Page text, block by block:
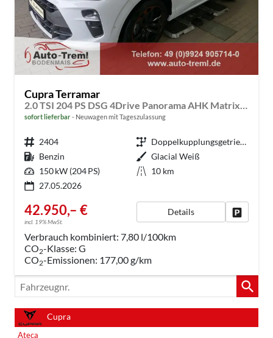
Cupra Terramar
2.0 TSI 204 PS DSG 4Drive Panorama AHK Matrix Sennheiser DCC 20" Vortex Kupfer Dinamica Edge + Intelligent Drive Paket Navi Head Up 5JG el. Sitze
sofort lieferbar Neuwagen mit Tageszulassung
Fahrzeugnr. 2404 Getriebe
Doppelkupplungsgetriebe (DSG)
Kraftstoff Benzin Außenfarbe Glacial Weiß
Leistung 150 kW (204 PS) Kilometerstand 10 km
27.05.2026
42.950,– €
incl. 19% MwSt.
Details
Verbrauch kombiniert: 7,80 l/100km
CO2-Klasse: G
CO2-Emissionen: 177,00 g/km
Fahrzeugnr.
Cupra
Ateca